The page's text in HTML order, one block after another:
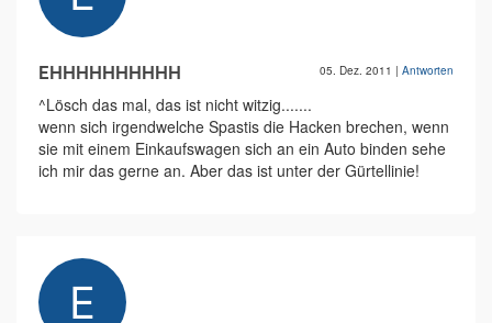
EHHHHHHHHHH 05. Dez. 2011 | Antworten
^Lösch das mal, das ist nicht witzig.......
wenn sich irgendwelche Spastis die Hacken brechen, wenn
sie mit einem Einkaufswagen sich an ein Auto binden sehe
ich mir das gerne an. Aber das ist unter der Gürtellinie!